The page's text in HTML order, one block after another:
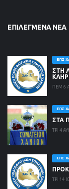
ΕΠΙΛΕΓΜΈΝΑ ΝΈΑ
ΕΠΣ
ΣΤΗ
ΠΕΜ 6
ΕΠΣ
ΣΤΑ
ΤΡΙ 4
ΕΠΣ
ΤΡΙ 14